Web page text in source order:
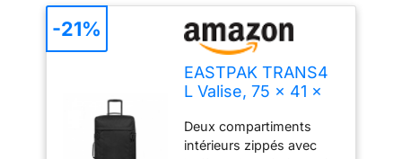
EASTPAK TRANS4
L Valise, 75 x 41 x
(Noir)
Deux compartiments
intérieurs zippés avec
-21%